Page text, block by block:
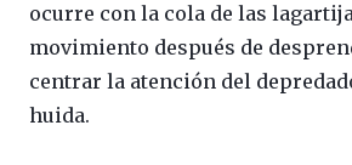
ocurre con la cola de las
movimiento después de
centrar la atención del
huida.